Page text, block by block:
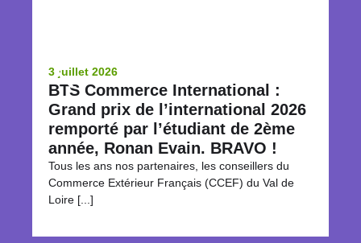
3 juillet 2026
BTS Commerce International :
Grand prix de l’international 2026
remporté par l’étudiant de 2ème
année, Ronan Evain. BRAVO !
Tous les ans nos partenaires, les conseillers du
Commerce Extérieur Français (CCEF) du Val de
Loire [...]